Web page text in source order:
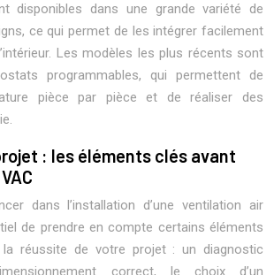
disponibles dans une grande variété de
ce qui permet de les intégrer facilement
Les modèles les plus récents sont
programmables, qui permettent de
pièce par pièce et de réaliser des
: les éléments clés avant
dans l’installation d’une ventilation air
de prendre en compte certains éléments
réussite de votre projet : un diagnostic
correct, le choix d’un